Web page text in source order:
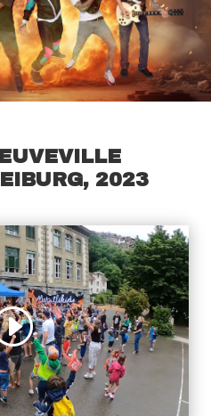
2023